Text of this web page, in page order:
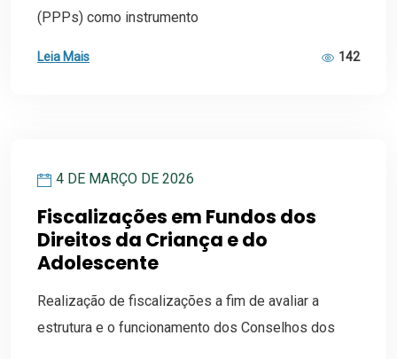
(PPPs) como instrumento
Leia Mais 142
4 DE MARÇO DE 2026
Fiscalizações em Fundos dos
Direitos da Criança e do
Adolescente
Realização de fiscalizações a fim de avaliar a
estrutura e o funcionamento dos Conselhos dos